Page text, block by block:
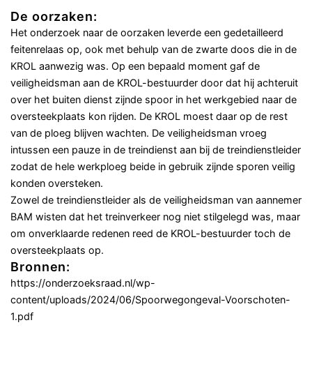
De oorzaken:
Het onderzoek naar de oorzaken leverde een gedetailleerd
feitenrelaas op, ook met behulp van de zwarte doos die in de
KROL aanwezig was. Op een bepaald moment gaf de
veiligheidsman aan de KROL-bestuurder door dat hij achteruit
over het buiten dienst zijnde spoor in het werkgebied naar de
oversteekplaats kon rijden. De KROL moest daar op de rest
van de ploeg blijven wachten. De veiligheidsman vroeg
intussen een pauze in de treindienst aan bij de treindienstleider
zodat de hele werkploeg beide in gebruik zijnde sporen veilig
konden oversteken.
Zowel de treindienstleider als de veiligheidsman van aannemer
BAM wisten dat het treinverkeer nog niet stilgelegd was, maar
om onverklaarde redenen reed de KROL-bestuurder toch de
oversteekplaats op.
Bronnen:
https://onderzoeksraad.nl/wp-
content/uploads/2024/06/Spoorwegongeval-Voorschoten-
1.pdf